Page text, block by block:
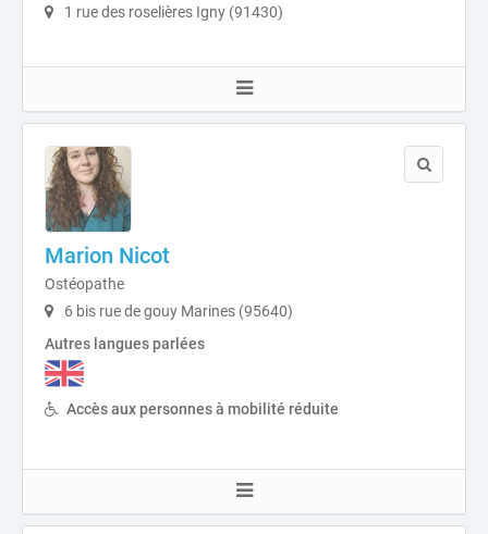
1 rue des roselières Igny (91430)
Marion Nicot
Ostéopathe
6 bis rue de gouy Marines (95640)
Autres langues parlées
Accès aux personnes à mobilité réduite